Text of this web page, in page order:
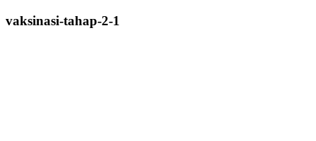
vaksinasi-tahap-2-1